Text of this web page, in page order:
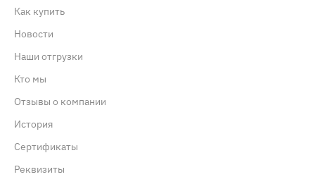
Как купить
Новости
Наши отгрузки
Кто мы
Отзывы о компании
История
Сертификаты
Реквизиты